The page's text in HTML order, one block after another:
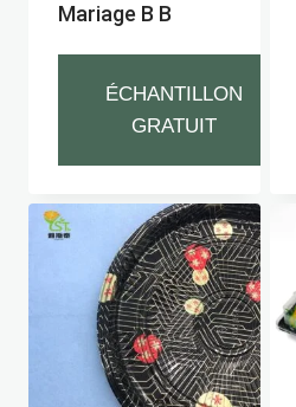
Mariage B B
ÉCHANTILLON
GRATUIT